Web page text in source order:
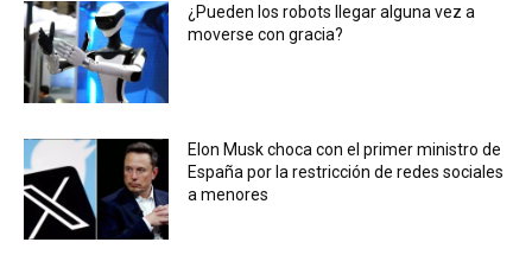
¿Pueden los robots llegar alguna vez a
moverse con gracia?
Elon Musk choca con el primer ministro de
España por la restricción de redes sociales
a menores